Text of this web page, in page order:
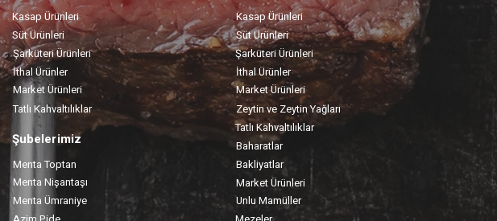
Kasap Ürünleri
Süt Ürünleri
Şarküteri Ürünleri
İthal Ürünler
Market Ürünleri
Tatlı Kahvaltılıklar
Şubelerimiz
Menta Toptan
Menta Nişantaşı
Menta Ümraniye
Kasap Ürünleri
Süt Ürünleri
Şarküteri Ürünleri
İthal Ürünler
Market Ürünleri
Zeytin ve Zeytin Yağları
Tatlı Kahvaltılıklar
Baharatlar
Bakliyatlar
Market Ürünleri
Unlu Mamüller